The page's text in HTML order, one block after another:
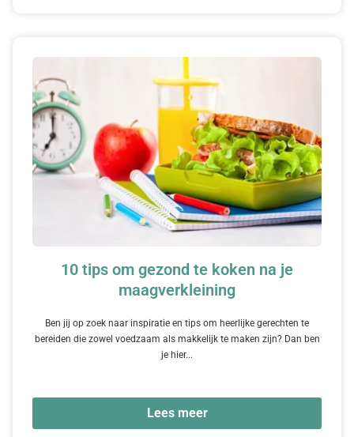
10 tips om gezond te koken na je
maagverkleining
Ben jij op zoek naar inspiratie en tips om heerlijke gerechten te
bereiden die zowel voedzaam als makkelijk te maken zijn? Dan ben
je hier...
Lees meer